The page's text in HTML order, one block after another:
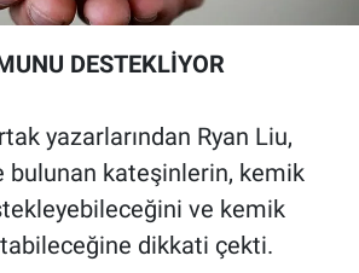
DESTEKLİYOR
yazarlarından Ryan Liu,
bulunan kateşinlerin, kemik
ve kemik
dikkati çekti.